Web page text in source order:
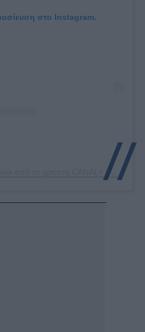
στο Instagram.
Η δημοσίευση κοινοποιήθηκε από το χρήστη CANAL+ (@canalplus)